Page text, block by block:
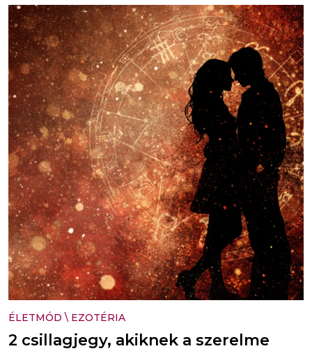
ÉLETMÓD \ EZOTÉRIA
2 csillagjegy, akiknek a szerelme